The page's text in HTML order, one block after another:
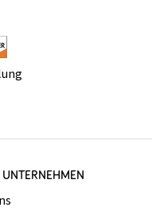
UNTERNEHMEN